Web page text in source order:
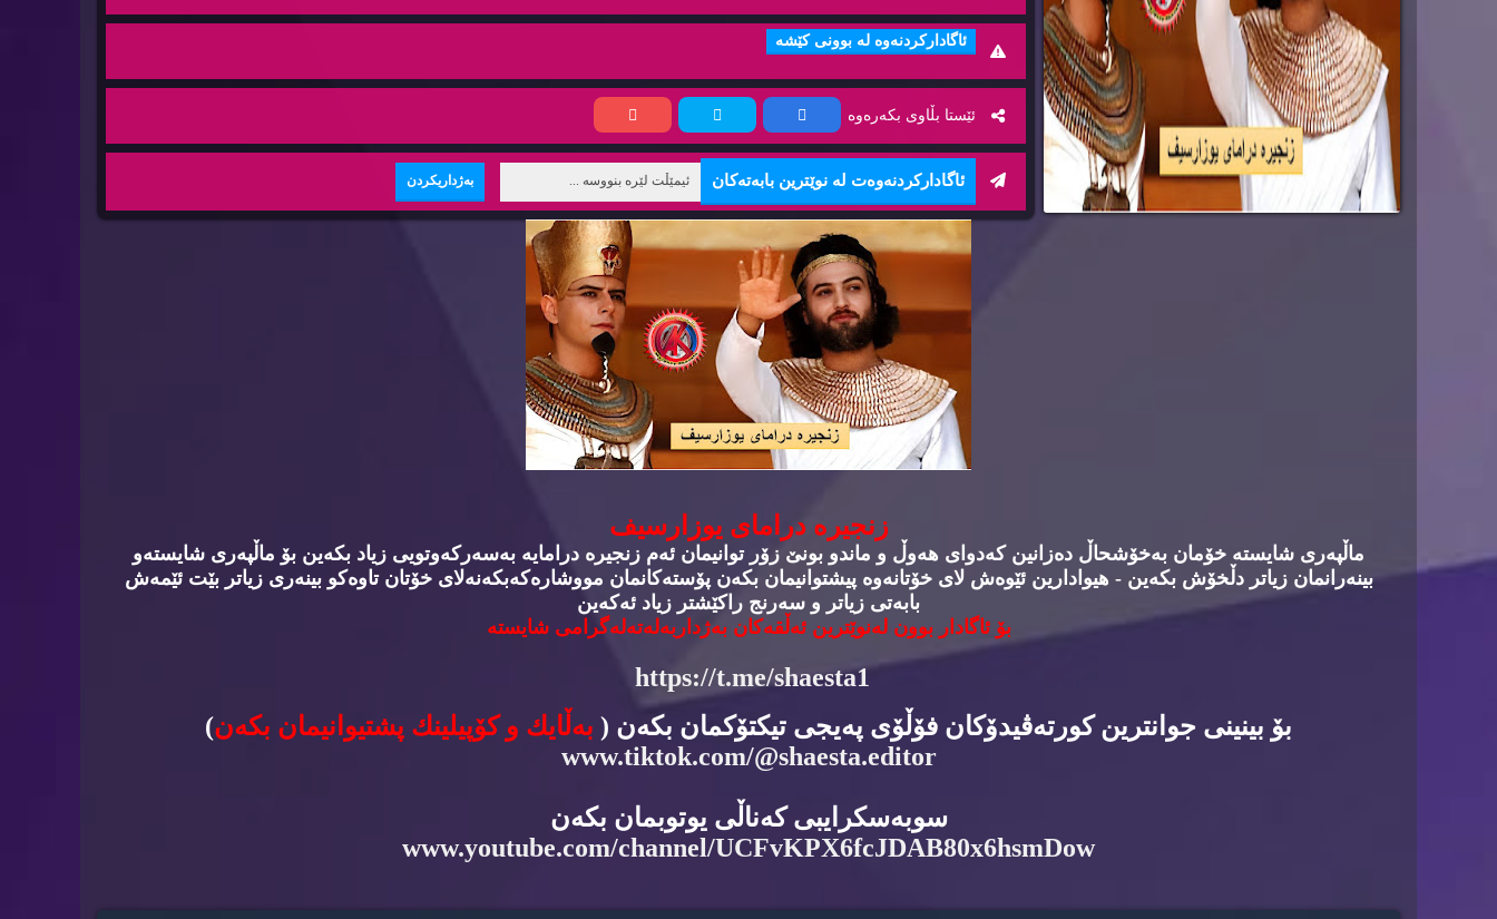
ئاگاداركردنه‌وه‌ له‌ بوونی كێشه‌
ئێستا بڵاوی بكه‌ره‌وه‌
ئاگاداركردنه‌وه‌ت له‌ نوێترین بابه‌ته‌كان
زنجیره‌ درامای یوزارسیف
ماڵپه‌ری شایسته‌ خۆمان به‌خۆشحاڵ ده‌زانین كه‌دوای هه‌وڵ و ماندو بونێ زۆر توانیمان ئه‌م زنجیره‌ درامایه‌ به‌سه‌ركه‌وتویی زیاد بكه‌ین بۆ ماڵپه‌ری شایسته‌و
بینه‌رانمان زیاتر دڵخۆش بكه‌ین - هیوادارین ئێوه‌ش لای خۆتانه‌وه‌ پیشتوانیمان بكه‌ن پۆسته‌كانمان مووشاره‌كه‌بكه‌نه‌لای خۆتان تاوه‌كو بینه‌ری زیاتر بێت ئێمه‌ش
بابه‌تی زیاتر و سه‌رنج راكێشتر زیاد ئه‌كه‌ین
بۆ ئاگادار بوون له‌نوێترین ئه‌ڵقه‌كان به‌ژداربه‌له‌ته‌له‌گرامی شایسته‌
https://t.me/shaesta1
بۆ بینینی جوانترین كورته‌ڤیدۆكان فۆڵۆی په‌یجی تیكتۆكمان بكه‌ن ( به‌ڵایك و كۆپیلینك پشتیوانیمان بكه‌ن)
www.tiktok.com/@shaesta.editor
سوبه‌سكرایبی كه‌ناڵی یوتوبمان بكه‌ن
www.youtube.com/channel/UCFvKPX6fcJDAB80x6hsmDow